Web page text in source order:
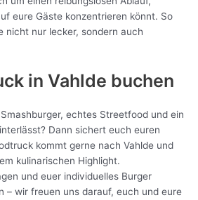
eure Gäste konzentrieren könnt. So
nicht nur lecker, sondern auch
in Vahlde buchen
echtes Streetfood und ein
Dann sichert euch euren
kommt gerne nach Vahlde und
kulinarischen Highlight.
und euer individuelles Burger
– wir freuen uns darauf, euch und eure